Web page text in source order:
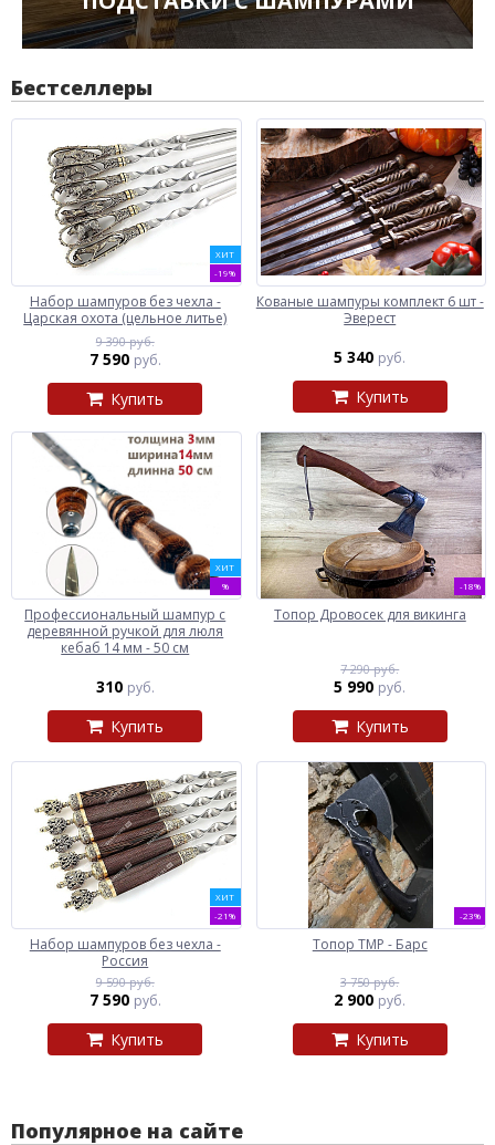
Бестселлеры
ХИТ
-19%
Набор шампуров без чехла -
Царская охота (цельное литье)
9 390 руб.
7 590 руб.
Купить
Кованые шампуры комплект 6 шт -
Эверест
5 340 руб.
Купить
ХИТ
%
Профессиональный шампур с
деревянной ручкой для люля
кебаб 14 мм - 50 см
310 руб.
Купить
-18%
Топор Дровосек для викинга
7 290 руб.
5 990 руб.
Купить
ХИТ
-21%
Набор шампуров без чехла -
Россия
9 590 руб.
7 590 руб.
Купить
-23%
Топор ТМР - Барс
3 750 руб.
2 900 руб.
Купить
Популярное на сайте